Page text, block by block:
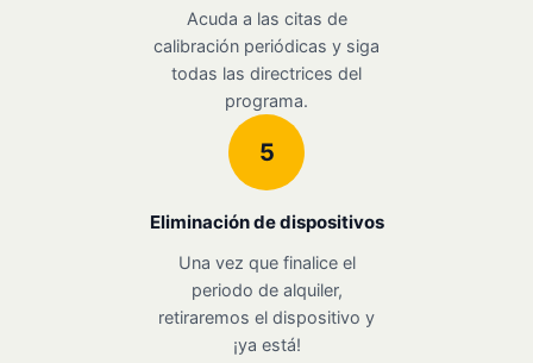
Acuda a las citas de
calibración periódicas y siga
todas las directrices del
programa.
5
Eliminación de dispositivos
Una vez que finalice el
periodo de alquiler,
retiraremos el dispositivo y
¡ya está!